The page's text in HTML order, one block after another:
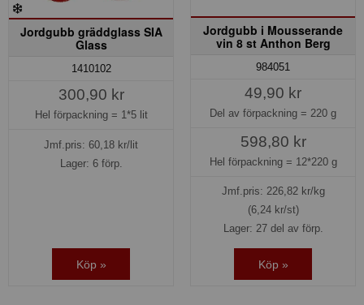
Jordgubb gräddglass SIA
Glass
1410102
300,90 kr
Hel förpackning = 1*5 lit
Jmf.pris: 60,18 kr/lit
Lager: 6 förp.
Köp »
Jordgubb i Mousserande
vin 8 st Anthon Berg
984051
49,90 kr
Del av förpackning = 220 g
598,80 kr
Hel förpackning = 12*220 g
Jmf.pris: 226,82kr/kg
(6,24 kr/st)
Lager: 27 del av förp.
Köp »